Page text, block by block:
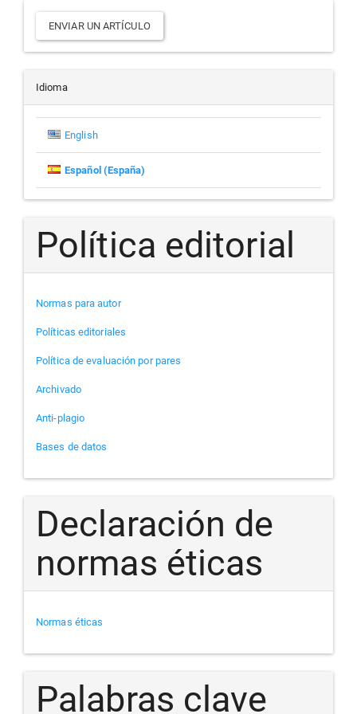
Enviar
un
artículo
ENVIAR UN ARTÍCULO
Idioma
English
Español (España)
Política editorial
Normas para autor
Políticas editoriales
Política de evaluación por pares
Archivado
Anti-plagio
Bases de datos
Declaración de
normas éticas
Normas éticas
Palabras clave